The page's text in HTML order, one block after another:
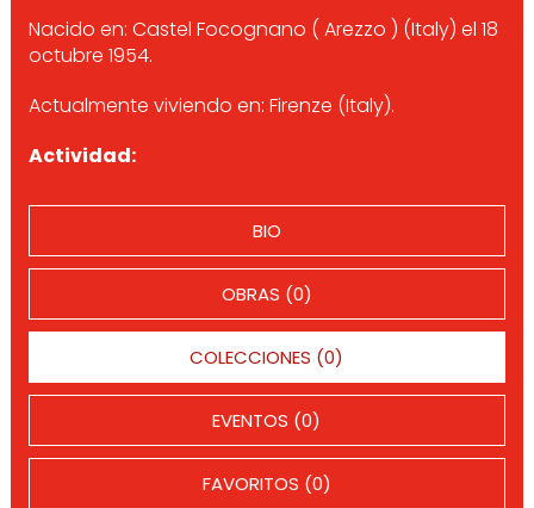
Nacido en: Castel Focognano ( Arezzo ) (Italy) el 18
octubre 1954.
Actualmente viviendo en: Firenze (Italy).
Actividad:
BIO
OBRAS (0)
COLECCIONES (0)
EVENTOS (0)
FAVORITOS (0)